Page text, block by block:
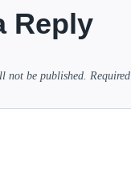
Reply
not be published.